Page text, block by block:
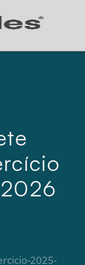
2025-